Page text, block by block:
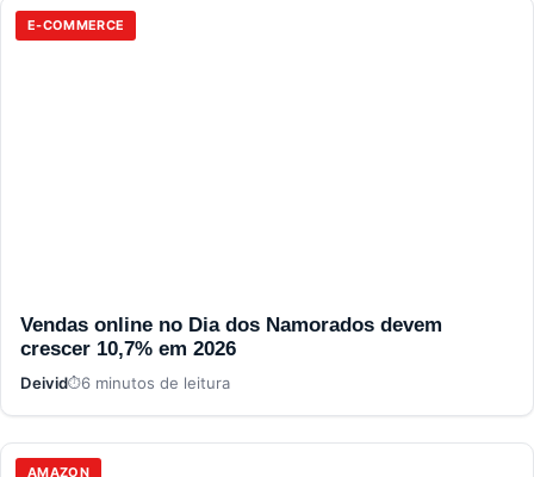
E-COMMERCE
Vendas online no Dia dos Namorados devem
crescer 10,7% em 2026
Deivid 6 minutos de leitura
AMAZON